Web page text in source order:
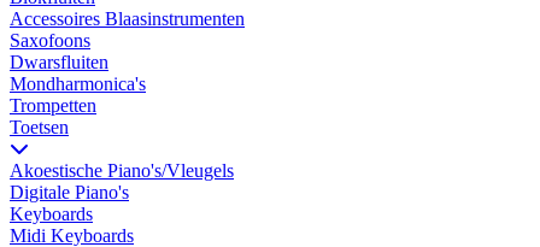
Accessoires Blaasinstrumenten
Saxofoons
Dwarsfluiten
Mondharmonica's
Trompetten
Toetsen
Akoestische Piano's/Vleugels
Digitale Piano's
Keyboards
Midi Keyboards